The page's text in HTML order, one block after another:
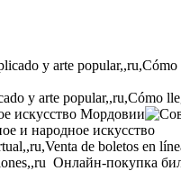
y arte popular,,ru,Cómo
искусство Мордовии
и народное искусство
de boletos en
Онлайн-покупка